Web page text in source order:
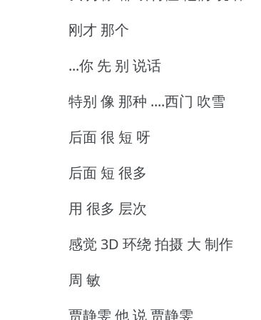
刚才 那个
...你 先 别 说话
特别 像 那种 ....西门 吹雪
后面 很 短 呀
后面 短 很多
用 很多 层次
感觉 3D 环绕 拍摄 大 制作
周 敏
贾静雯 他 说 贾静雯